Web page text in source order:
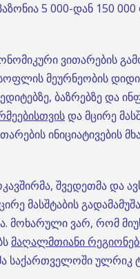
5 000-დან 150
ვითარების
მეურნეობის დიდი
ბაზრებზე და
და მცირე
ინიციატივების
შვედეთმა და
მასშტაბის
მოხარული ვარ, რომ
მაღალმთიანი
საქართველოში ულრიკ